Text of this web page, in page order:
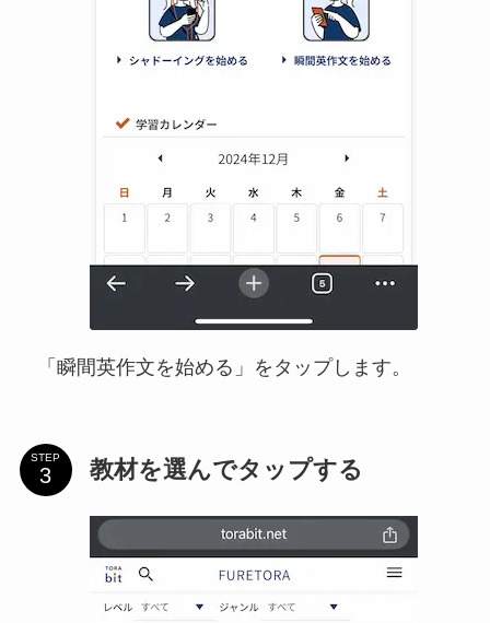
「瞬間英作文を始める」をタップします。
STEP 教材を選んでタップする